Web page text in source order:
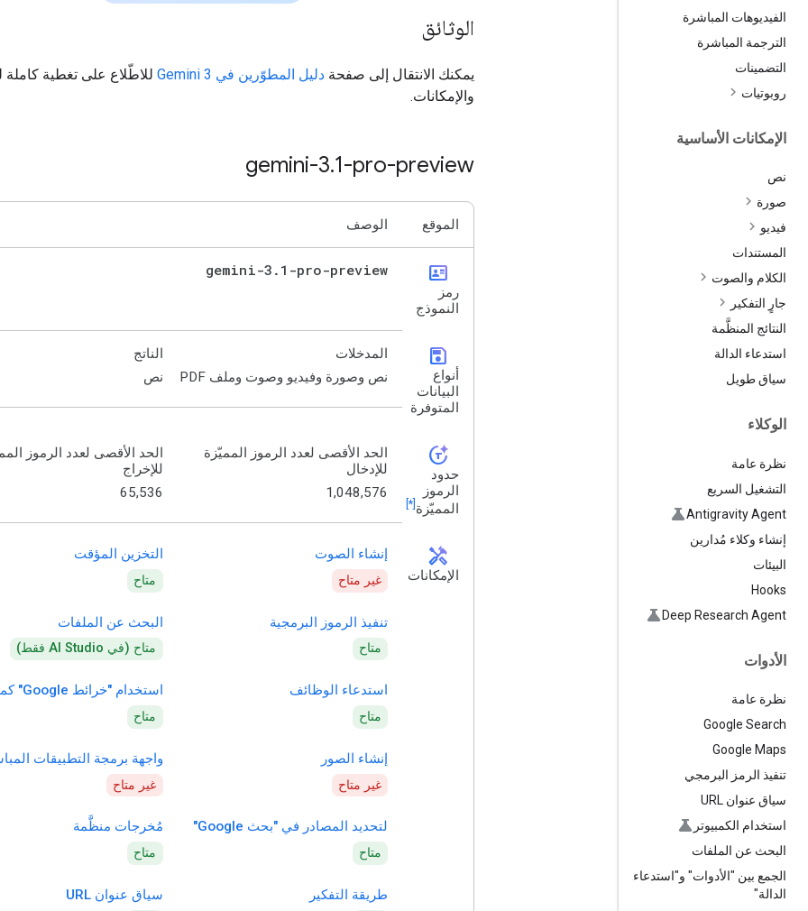
الفيديوهات المباشرة
الترجمة المباشرة
التضمينات
روبوتيات
الإمكانات الأساسية
نص
صورة
فيديو
المستندات
الكلام والصوت
جارٍ التفكير
النتائج المنظَّمة
استدعاء الدالة
سياق طويل
الوكلاء
نظرة عامة
التشغيل السريع
Antigravity Agent
إنشاء وكلاء مُدارين
البيئات
Hooks
Deep Research Agent
الأدوات
نظرة عامة
Google Search
Google Maps
تنفيذ الرمز البرمجي
سياق عنوان URL
استخدام الكمبيوتر
البحث عن الملفات
الجمع بين "الأدوات" و"استدعاء
الدالة"
الوثائق
يمكنك الانتقال إلى صفحة دليل المطوّرين في Gemini 3
للاطّلاع على تغطية كاملة
والإمكانات.
gemini-3.1-pro-preview
الموقع الوصف
id_card
رمز
النموذج
gemini-3 . 1-pro-preview
save
أنواع
البيانات
المتوفرة
المدخلات
نص وصورة وفيديو وصوت وملف PDF
الناتج
نص
token_auto
حدود
الرموز
المميّزة [*]
الحد الأقصى لعدد الرموز المميّزة
للإدخال
1,048,576
الحد الأقصى لعدد الرموز
للإخراج
65,536
handyman
الإمكانات
إنشاء الصوت
غير متاح
التخزين المؤقت
متاح
تنفيذ الرموز البرمجية
متاح
البحث عن الملفات
متاح (في AI Studio فقط)
استدعاء الوظائف
متاح
استخدام "خرائط Google" كمصدر
متاح
إنشاء الصور
غير متاح
واجهة برمجة التطبيقات
غير متاح
لتحديد المصادر في "بحث Google"
متاح
مُخرجات منظَّمة
متاح
طريقة التفكير سياق عنوان URL